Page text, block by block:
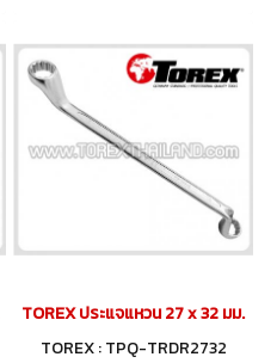
TOREX ประแจแหวน 27 x 32 มม.
TOREX : TPQ-TRDR2732